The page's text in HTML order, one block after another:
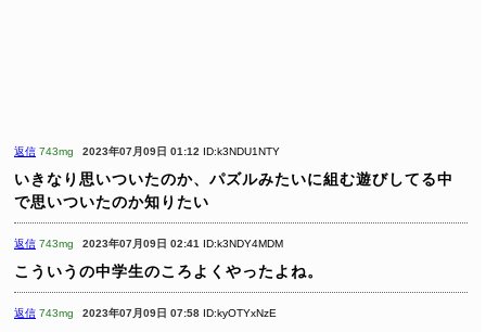
返信 743mg 2023年07月09日 01:12 ID:k3NDU1NTY
いきなり思いついたのか、パズルみたいに組む遊びしてる中
で思いついたのか知りたい
返信 743mg 2023年07月09日 02:41 ID:k3NDY4MDM
こういうの中学生のころよくやったよね。
返信 743mg 2023年07月09日 07:58 ID:kyOTYxNzE